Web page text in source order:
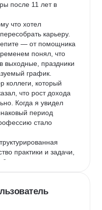
10-12
оффера на позицию
компанию.
технического
Отдельно
центр. Поддержка,
из офферов я
откликнулся с
хочет осознанно
учиться. Это
работе результат
после 11 лет в
что хотел
карьеру.
— от помощника
понял, что
выходные, праздники
график.
коллеги, который
что рост дохода
Когда я увидел
период
стало
практики и задачи,
аналитика.
понятно даже
образования, и